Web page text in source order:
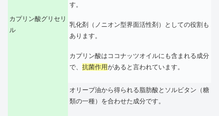
カプリン酸グリセリ
ル
す。
乳化剤（ノニオン型界面活性剤）としての役割も
あります。
カプリン酸はココナッツオイルにも含まれる成分
で、 抗菌作用があると言われています。
オリーブ油から得られる脂肪酸とソルビタン（糖
類の一種）を合わせた成分です。